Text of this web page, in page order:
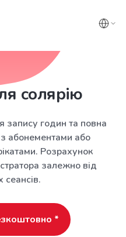
солярію
запису годин та повна
абонементами або
Розрахунок
залежно від
*